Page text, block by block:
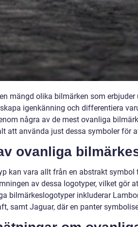
mängd olika bilmärken som
igenkänning och differentiera
några av de mest ovanliga
att använda just dessa symboler för
ovanliga
kan vara allt från en abstrakt
av dessa logotyper, vilket gör
bilmärkeslogotyper inkluderar
samt Jaguar, där en panter